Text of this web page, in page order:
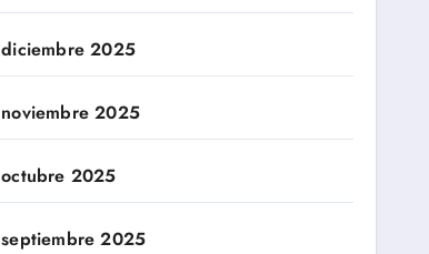
diciembre 2025
noviembre 2025
octubre 2025
septiembre 2025